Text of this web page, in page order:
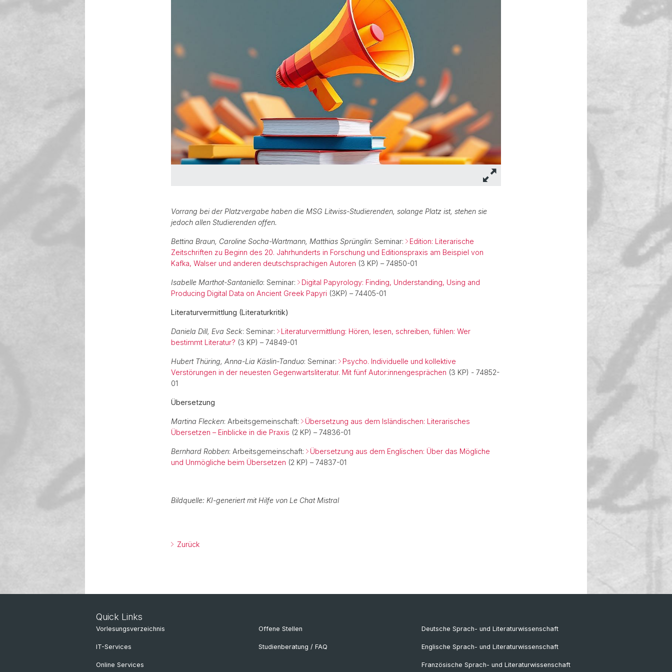
Vorrang bei der Platzvergabe haben die MSG Litwiss-Studierenden, solange Platz ist, stehen sie
jedoch allen Studierenden offen.
Bettina Braun, Caroline Socha-Wartmann, Matthias Sprünglin: Seminar:
Edition: Literarische
Zeitschriften zu Beginn des 20. Jahrhunderts in Forschung und Editionspraxis am Beispiel von
Kafka, Walser und anderen deutschsprachigen Autoren (3 KP) – 74850-01
Isabelle Marthot-Santaniello: Seminar:
Digital Papyrology: Finding, Understanding, Using and
Producing Digital Data on Ancient Greek Papyri (3KP) – 74405-01
Literaturvermittlung (Literaturkritik)
Daniela Dill, Eva Seck: Seminar:
Literaturvermittlung: Hören, lesen, schreiben, fühlen: Wer
bestimmt Literatur? (3 KP) – 74849-01
Hubert Thüring, Anna-Lia Käslin-Tanduo: Seminar:
Psycho. Individuelle und kollektive
Verstörungen in der neuesten Gegenwartsliteratur. Mit fünf Autor:innengesprächen (3 KP) - 74852-
01
Übersetzung
Martina Flecken: Arbeitsgemeinschaft:
Übersetzung aus dem Isländischen: Literarisches
Übersetzen – Einblicke in die Praxis (2 KP) – 74836-01
Bernhard Robben: Arbeitsgemeinschaft:
Übersetzung aus dem Englischen: Über das Mögliche
und Unmögliche beim Übersetzen (2 KP) – 74837-01
Bildquelle: KI-generiert mit Hilfe von Le Chat Mistral
Zurück
Quick Links
Vorlesungsverzeichnis
IT-Services
Online Services
Offene Stellen
Studienberatung / FAQ
Deutsche Sprach- und Literaturwissenschaft
Englische Sprach- und Literaturwissenschaft
Französische Sprach- und Literaturwissenschaft